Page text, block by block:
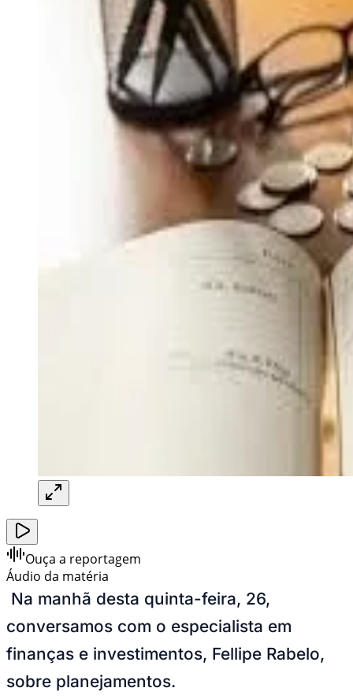
Ouça a reportagem
Áudio da matéria
Na manhã desta quinta-feira, 26,
conversamos com o especialista em
finanças e investimentos, Fellipe Rabelo,
sobre planejamentos.